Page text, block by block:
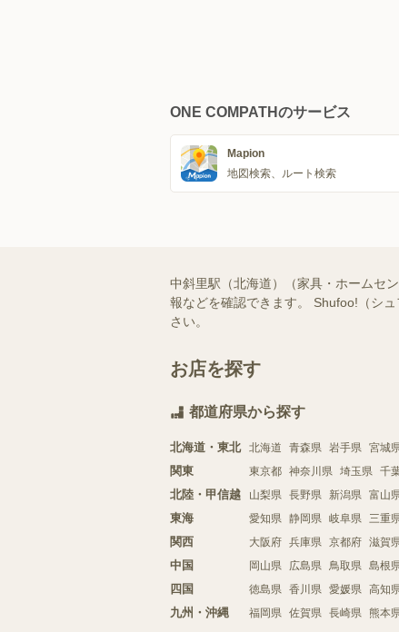
ONE COMPATHのサービス
Mapion
地図検索、ルート検索
中斜里駅（北海道）（家具・ホームセ
報などを確認できます。 Shufoo!（シ
さい。
お店を探す
都道府県から探す
北海道・東北 北海道 青森県 岩手県 宮城
関東 東京都 神奈川県 埼玉県 千
北陸・甲信越 山梨県 長野県 新潟県 富山
東海 愛知県 静岡県 岐阜県 三重
関西 大阪府 兵庫県 京都府 滋賀
中国 岡山県 広島県 鳥取県 島根
四国 徳島県 香川県 愛媛県 高知
九州・沖縄 福岡県 佐賀県 長崎県 熊本